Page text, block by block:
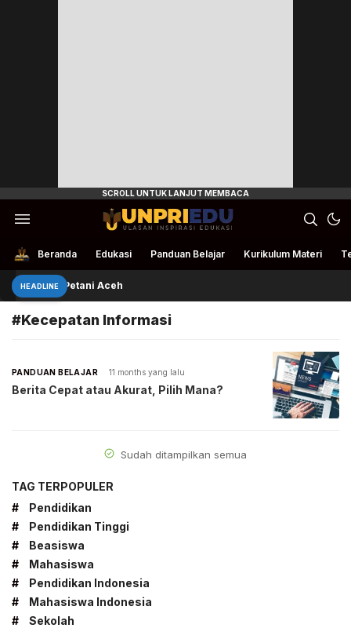
UnpriEdu
Ulasan Inspirasi Edukasi
Beranda Edukasi Panduan Belajar Kurikulum Materi
HEADLINE
Bantu Petani Aceh
#Kecepatan Informasi
PANDUAN BELAJAR 11 months yang lalu
Berita Cepat atau Akurat, Pilih Mana?
Sudah ditampilkan semua
TAG TERPOPULER
#
Pendidikan
#
Pendidikan Tinggi
#
Beasiswa
#
Mahasiswa
#
Pendidikan Indonesia
#
Mahasiswa Indonesia
#
Sekolah